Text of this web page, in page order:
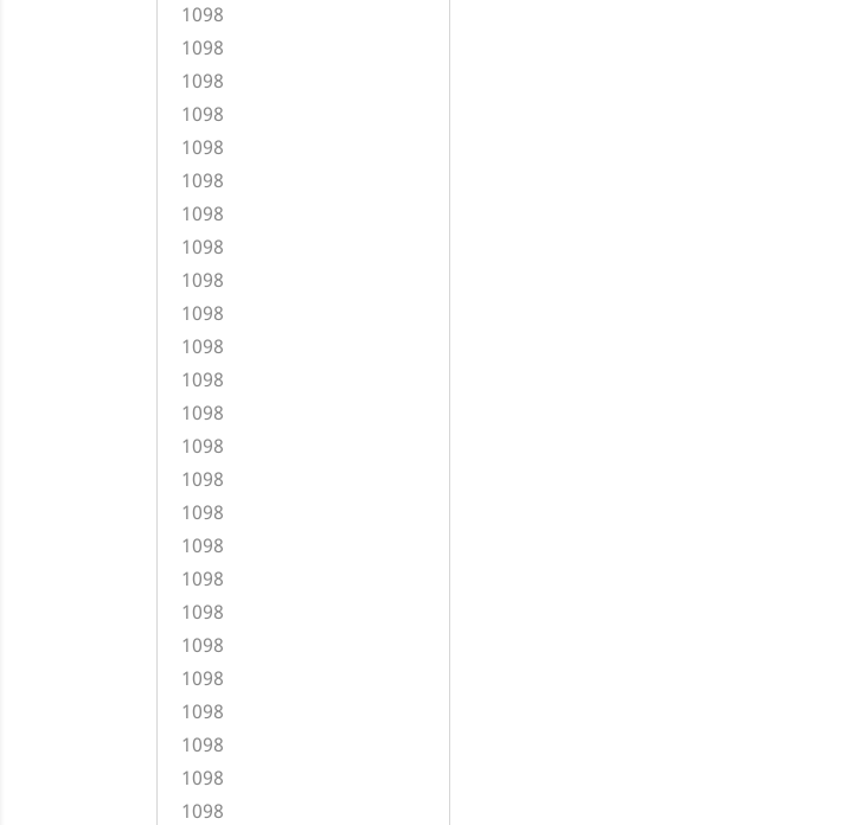
1098
1098
1098
1098
1098
1098
1098
1098
1098
1098
1098
1098
1098
1098
1098
1098
1098
1098
1098
1098
1098
1098
1098
1098
1098